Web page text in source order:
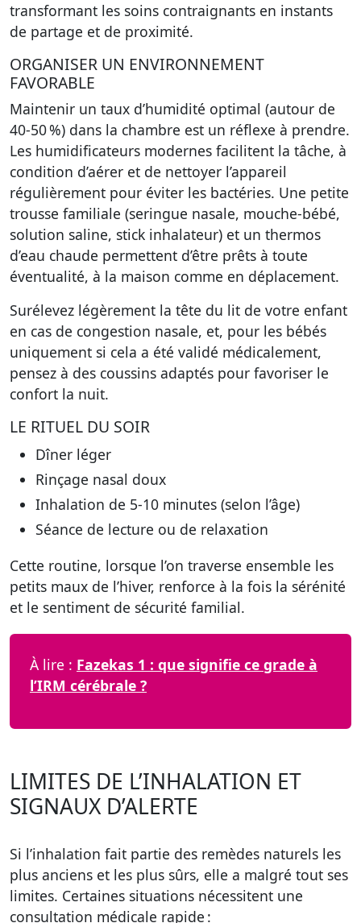
transformant les soins contraignants en instants
de partage et de proximité.
ORGANISER UN ENVIRONNEMENT
FAVORABLE
Maintenir un taux d’humidité optimal (autour de
40-50 %) dans la chambre est un réflexe à prendre.
Les humidificateurs modernes facilitent la tâche, à
condition d’aérer et de nettoyer l’appareil
régulièrement pour éviter les bactéries. Une petite
trousse familiale (seringue nasale, mouche-bébé,
solution saline, stick inhalateur) et un thermos
d’eau chaude permettent d’être prêts à toute
éventualité, à la maison comme en déplacement.
Surélevez légèrement la tête du lit de votre enfant
en cas de congestion nasale, et, pour les bébés
uniquement si cela a été validé médicalement,
pensez à des coussins adaptés pour favoriser le
confort la nuit.
LE RITUEL DU SOIR
Dîner léger
Rinçage nasal doux
Inhalation de 5-10 minutes (selon l’âge)
Séance de lecture ou de relaxation
Cette routine, lorsque l’on traverse ensemble les
petits maux de l’hiver, renforce à la fois la sérénité
et le sentiment de sécurité familial.
À lire : Fazekas 1 : que signifie ce grade à
l’IRM cérébrale ?
LIMITES DE L’INHALATION ET
SIGNAUX D’ALERTE
Si l’inhalation fait partie des remèdes naturels les
plus anciens et les plus sûrs, elle a malgré tout ses
limites. Certaines situations nécessitent une
consultation médicale rapide :